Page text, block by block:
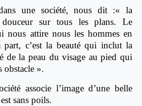
une société, nous dit :« la
douceur sur tous les plans. Le
nous attire nous les hommes en
c’est la beauté qui inclut la
de la peau du visage au pied qui
obstacle ».
associe l’image d’une belle
sans poils.